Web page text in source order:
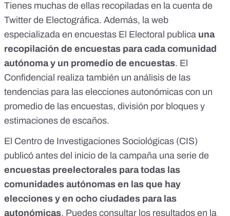
Tienes muchas de ellas recopiladas en la cuenta de
Twitter de Electográfica. Además, la web
especializada en encuestas El Electoral publica una
recopilación de encuestas para cada comunidad
autónoma y un promedio de encuestas. El
Confidencial realiza también un análisis de las
tendencias para las elecciones autonómicas con un
promedio de las encuestas, división por bloques y
estimaciones de escaños.
El Centro de Investigaciones Sociológicas (CIS)
publicó antes del inicio de la campaña una serie de
encuestas preelectorales para todas las
comunidades autónomas en las que hay
elecciones y en ocho ciudades para las
autonómicas. Puedes consultar los resultados en la